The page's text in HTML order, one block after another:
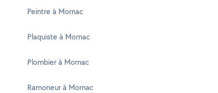
Peintre à Mornac
Plaquiste à Mornac
Plombier à Mornac
Ramoneur à Mornac